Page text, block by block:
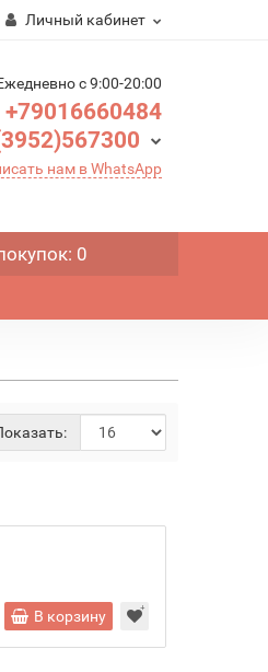
Личный кабинет
c 9:00-20:00
+79016660484
нам в WhatsApp
: 0
В корзину